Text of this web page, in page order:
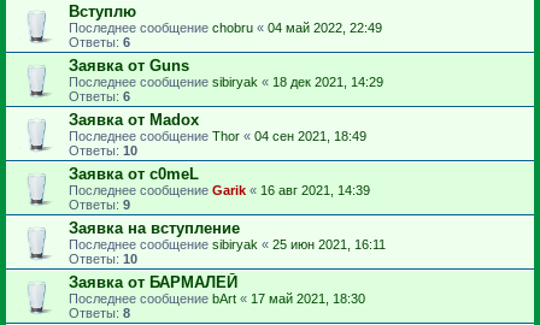
Вступлю
Последнее сообщение chobru « 04 май 2022, 22:49
Ответы: 6
Заявка от Guns
Последнее сообщение sibiryak « 18 дек 2021, 14:29
Ответы: 6
Заявка от Madox
Последнее сообщение Thor « 04 сен 2021, 18:49
Ответы: 10
Заявка от c0meL
Последнее сообщение Garik « 16 авг 2021, 14:39
Ответы: 9
Заявка на вступление
Последнее сообщение sibiryak « 25 июн 2021, 16:11
Ответы: 10
Заявка от БАРМАЛЕЙ
Последнее сообщение bArt « 17 май 2021, 18:30
Ответы: 8